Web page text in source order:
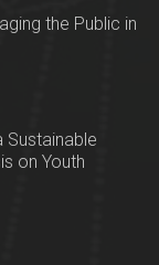
the Public in
Sustainable
on Youth